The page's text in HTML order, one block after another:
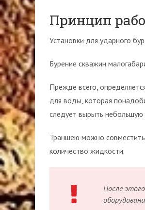
Принцип
Установки для ударного
Бурение скважин
Прежде всего,
для воды, которая
следует вырыть
Траншею можно
количество жидкости.
После